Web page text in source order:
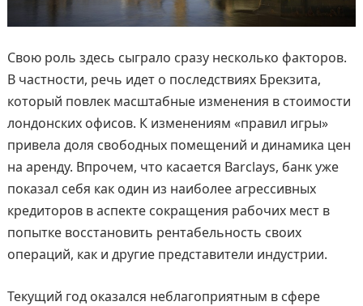
Свою роль здесь сыграло сразу несколько факторов.
В частности, речь идет о последствиях Брекзита,
который повлек масштабные изменения в стоимости
лондонских офисов. К изменениям «правил игры»
привела доля свободных помещений и динамика цен
на аренду. Впрочем, что касается Barclays, банк уже
показал себя как один из наиболее агрессивных
кредиторов в аспекте сокращения рабочих мест в
попытке восстановить рентабельность своих
операций, как и другие представители индустрии.
Текущий год оказался неблагоприятным в сфере